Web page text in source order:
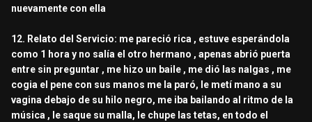
nuevamente con ella
12. Relato del Servicio: me pareció rica , estuve esperándola
como 1 hora y no salía el otro hermano , apenas abrió puerta
entre sin preguntar , me hizo un baile , me dió las nalgas , me
cogia el pene con sus manos me la paró, le metí mano a su
vagina debajo de su hilo negro, me iba bailando al ritmo de la
música , le saque su malla, le chupe las tetas, en todo el